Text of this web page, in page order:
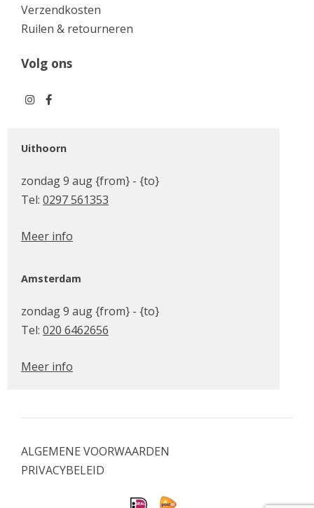
Verzendkosten
Ruilen & retourneren
Volg ons
Uithoorn
zondag 9 aug {from} - {to}
Tel: 0297 561353
Meer info
Amsterdam
zondag 9 aug {from} - {to}
Tel: 020 6462656
Meer info
ALGEMENE VOORWAARDEN
PRIVACYBELEID